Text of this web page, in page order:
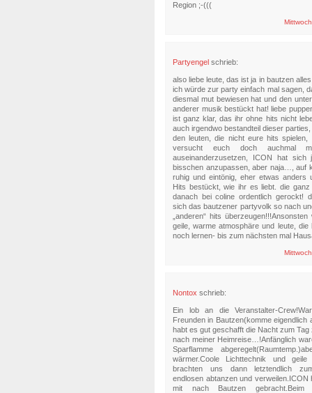
Region ;-(((
Partyengel schrieb:
also liebe leute, das ist ja in bautzen
ich würde zur party einfach mal sagen,
diesmal mut bewiesen hat und den
anderer musik bestückt hat! liebe
ist ganz klar, das ihr ohne hits nicht
auch irgendwo bestandteil dieser
den leuten, die nicht eure hits spielen,
versucht euch doch auchmal
auseinanderzusetzen, ICON hat
bisschen anzupassen, aber naja…, auf
ruhig und eintönig, eher etwas anders
Hits bestückt, wie ihr es liebt. die ganz
danach bei coline ordentlich gerockt!
sich das bautzener partyvolk so nach
„anderen“ hits
geile, warme atmosphäre und leute, die
noch lernen- bis zum nächsten mal
Nontox schrieb:
Ein lob an die Veranstalter-
Freunden in Bautzen(komme
habt es gut geschafft die Nacht zum
nach meiner Heimreise…!Anfänglich
Sparflamme
wärmer.Coole Lichttechnik und
brachten uns dann letztendlich
endlosen abtanzen und verweilen.ICON
mit nach Bautzen